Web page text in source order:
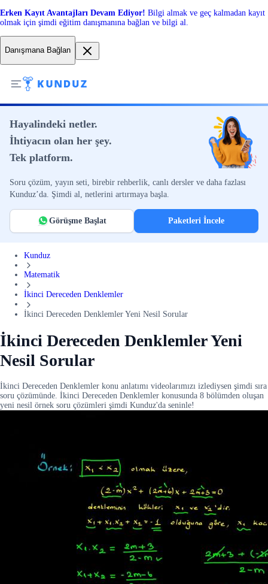
Erken Kayıt Avantajları Devam Ediyor! Bilgi almak ve geç kalmadan kayıt
olmak için şimdi eğitim danışmanına bağlan ve bilgi al.
Danışmana Bağlan
Hayalindeki netler.
İhtiyacın olan her şey.
Tek platform.
Soru çözüm, yayın seti, birebir rehberlik, canlı dersler ve daha fazlası
Kunduz’da. Şimdi al, netlerini artırmaya başla.
Görüşme Başlat Paketleri İncele
Kunduz
Matematik
İkinci Dereceden Denklemler
İkinci Dereceden Denklemler Yeni Nesil Sorular
İkinci Dereceden Denklemler Yeni
Nesil Sorular
İkinci Dereceden Denklemler konu anlatımı videolarımızı izlediysen şimdi sıra
soru çözümünde. İkinci Dereceden Denklemler konusunda 8 bölümden oluşan
yeni nesil örnek soru çözümleri şimdi Kunduz'da seninle!